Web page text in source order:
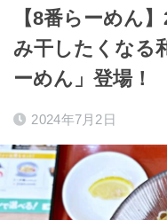
【8番らーめん
み干したくなる
ーめん」登場！
2024年7月2日